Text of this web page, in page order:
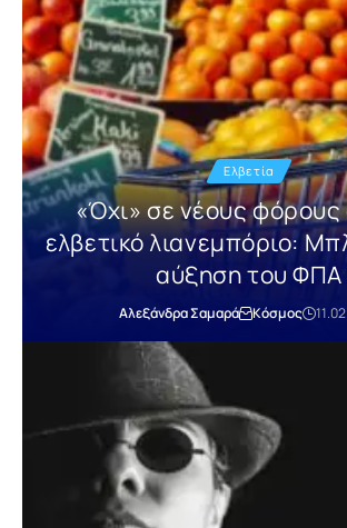
Ελβετία
«Όχι» σε νέους
ελβετικό λιανεμπόριο:
αύξηση του ΦΠΑ
Αλεξάνδρα Σαμαρά Κόσμος